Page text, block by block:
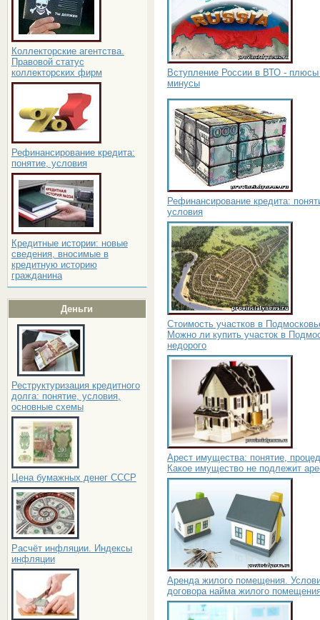
Коллекторские агентства.
Правовой статус
коллекторских фирм
Рефинансирование кредита:
понятие, условия
Кредитные истории: новые
сведения, вносимые в
кредитную историю
гражданина
Деньги
Реструктуризация кредитного
долга: понятие, условия,
основные схемы
Цена бумажных денег СССР
Расчёт инфляции. Индексы
инфляции
Вступление России в ВТО -
минусы
Рефинансирование кредита:
условия
Стоимость участков в
Можно ли купить участок в
недорого
Арест имущества: понятие,
Какое имущество не подлежит
Аренда жилого помещения.
договора найма жилого